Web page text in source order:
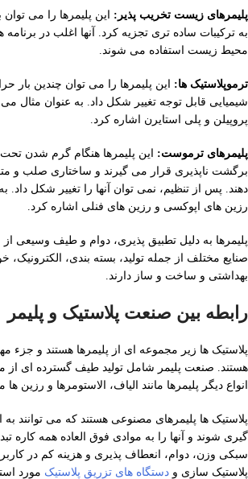
پلیمرهای زیست تخریب پذیر: این پلیمرها را می توان
به ترکیبات ساده تری تجزیه کرد. آنها اغلب در
محیط زیست استفاده می شوند.
ترموپلاستیک ها: این پلیمرها را می توان چندین بار
شیمیایی قابل توجه تغییر شکل داد. به عنوان مثال می
پروپیلن و پلی استایرن اشاره کرد.
پلیمرهای ترموست: این پلیمرها هنگام گرم شدن
برگشت ناپذیری قرار می گیرند و ساختاری صلب و
دهند. پس از تنظیم، نمی توان آنها را تغییر شکل داد.
رزین های اپوکسی و رزین های فنلی اشاره کرد.
پلیمرها به دلیل تطبیق پذیری، دوام و طیف وسیعی
صنایع مختلف از جمله تولید، بسته بندی،
بهداشتی و ساخت و ساز دارند.
رابطه بین صنعت پلاستیک و پلیمر
پلاستیک ها زیر مجموعه ای از پلیمرها هستند و جزء
هستند. صنعت پلیمر شامل تولید طیف گسترده ای از
انواع دیگر پلیمرها مانند الیاف، الاستومرها و رزین
پلاستیک ها پلیمرهای مصنوعی هستند که می توانند
گیری شوند و آنها را به موادی فوق العاده همه کاره
سبکی وزن، دوام، انعطاف پذیری و هزینه کم در
پلاستیک سازی و دستگاه های تزریق پلاستیک مورد